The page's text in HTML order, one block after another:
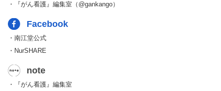
・『がん看護』編集室（@gankango）
Facebook
・南江堂公式
・NurSHARE
note
・『がん看護』編集室